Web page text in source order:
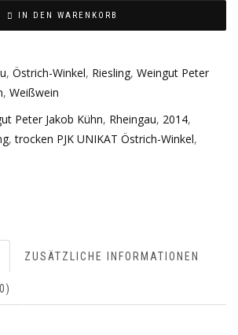
IN DEN WARENKORB
, Östrich-Winkel, Riesling, Weingut Peter
, Weißwein
Peter Jakob Kühn, Rheingau, 2014,
,trocken PJK UNIKAT Östrich-Winkel,
ZUSÄTZLICHE INFORMATIONEN